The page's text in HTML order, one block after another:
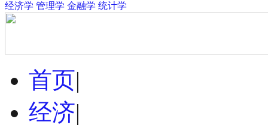
经济学 管理学 金融学 统计学
首页|
经济|